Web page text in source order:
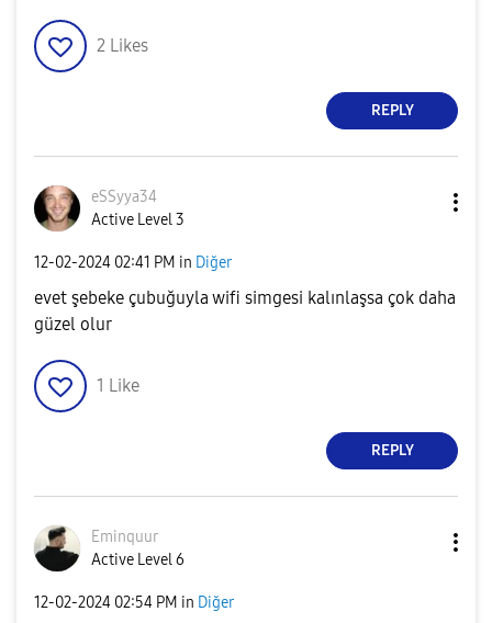
2 Likes
REPLY
eSSyya34
Active Level 3
‎12-02-2024 02:41 PM in Diğer
evet şebeke çubuğuyla wifi simgesi kalınlaşsa çok daha
güzel olur
1 Like
REPLY
Eminquur
Active Level 6
‎12-02-2024 02:54 PM in Diğer